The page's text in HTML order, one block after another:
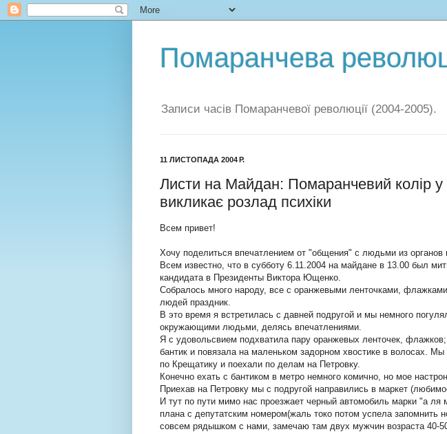
Помаранчева
Записи часів Помаранчевої революції (2004-2005).
11 ЛИСТОПАДА 2004 Р.
Листи на Майдан: Помаранчевий колір у
викликає розлад психіки
Всем привет!
Хочу поделиться впечатлением от "общения" с людьми из органов
Всем известно, что в субботу 6.11.2004 на майдане в 13.00 был
кандидата в Президенты Виктора Ющенко.
Собралось много народу, все с оранжевыми ленточками,
людей праздник.
В это время я встретилась с давней подругой и мы немного
окружающими людьми, делясь впечатлениями.
Я с удовольсвием подхватила пару оранжевых ленточек,
бантик и повязала на маленьком задорном хвостике в волосах.
по Крещатику и поехали по делам на Петровку.
Конечно ехать с бантиком в метро немного комично, но мое
Приехав на Петровку мы с подругой направились в маркет
И тут по пути мимо нас проезжает черный автомобиль марки "а ля
плана с депутатским номером(жаль токо потом успела запомнить
совсем рядышком с нами, замечаю там двух мужчин возраста 40-